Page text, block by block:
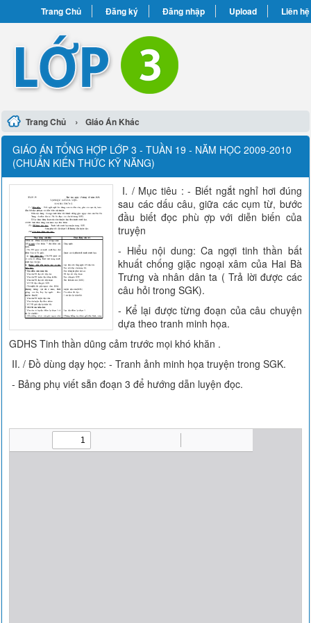
Trang Chủ Đăng ký Đăng nhập Upload Liên hệ
Trang Chủ › Giáo Án Khác
GIÁO ÁN TỔNG HỢP LỚP 3 - TUẦN 19 - NĂM HỌC 2009-2010
(CHUẨN KIẾN THỨC KỸ NĂNG)
I. / Mục tiêu : - Biết ngắt nghỉ hơi đúng
sau các dấu câu, giữa các cụm từ, bước
đầu biết đọc phù ợp với diễn biến của
truyện
- Hiểu nội dung: Ca ngợi tinh thần bất
khuất chống giặc ngoại xâm của Hai Bà
Trưng và nhân dân ta ( Trả lời được các
câu hỏi trong SGK).
- Kể lại được từng đoạn của câu chuyện
dựa theo tranh minh họa.
GDHS Tinh thần dũng cảm trước mọi khó khăn .
II. / Đồ dùng dạy học: - Tranh ảnh minh họa truyện trong SGK.
- Bảng phụ viết sẵn đoạn 3 để hướng dẫn luyện đọc.